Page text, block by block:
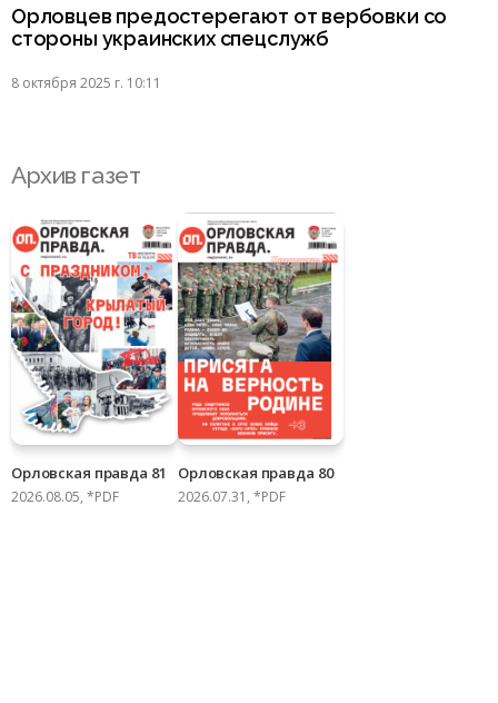
Орловцев предостерегают от вербовки со
стороны украинских спецслужб
8 октября 2025 г. 10:11
Архив газет
Орловская правда 81
2026.08.05, *PDF
Орловская правда 80
2026.07.31, *PDF